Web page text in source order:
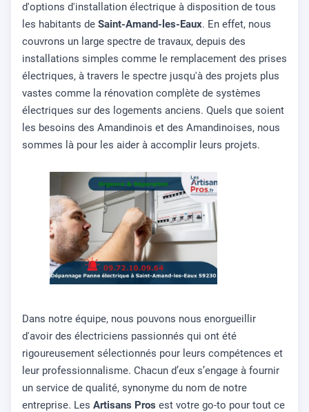
d'options d'installation électrique à disposition de tous
les habitants de Saint-Amand-les-Eaux. En effet, nous
couvrons un large spectre de travaux, depuis des
installations simples comme le remplacement des prises
électriques, à travers le spectre jusqu'à des projets plus
vastes comme la rénovation complète de systèmes
électriques sur des logements anciens. Quels que soient
les besoins des Amandinois et des Amandinoises, nous
sommes là pour les aider à accomplir leurs projets.
Dans notre équipe, nous pouvons nous enorgueillir
d'avoir des électriciens passionnés qui ont été
rigoureusement sélectionnés pour leurs compétences et
leur professionnalisme. Chacun d’eux s’engage à fournir
un service de qualité, synonyme du nom de notre
entreprise. Les Artisans Pros est votre go-to pour tout ce